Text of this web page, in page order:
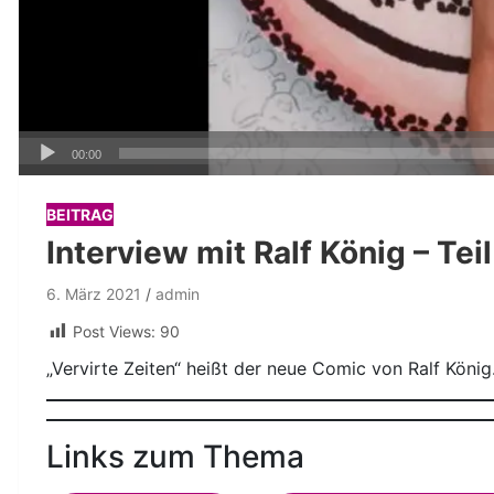
Audio-
00:00
BEITRAG
Interview mit Ralf König –
6. März 2021
admin
Post Views: 90
„Vervirte Zeiten“ heißt der neue Comic von Ralf
Links zum Thema